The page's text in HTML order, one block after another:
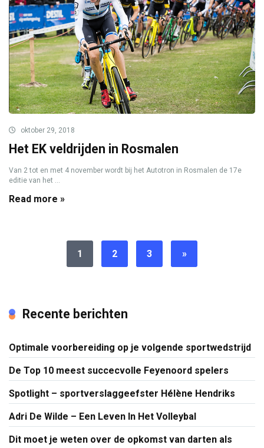
oktober 29, 2018
Het EK veldrijden in Rosmalen
Van 2 tot en met 4 november wordt bij het Autotron in Rosmalen de 17e
editie van het ...
Read more »
1 2 3 »
Recente berichten
Optimale voorbereiding op je volgende sportwedstrijd
De Top 10 meest succecvolle Feyenoord spelers
Spotlight – sportverslaggeefster Hélène Hendriks
Adri De Wilde – Een Leven In Het Volleybal
Dit moet je weten over de opkomst van darten als